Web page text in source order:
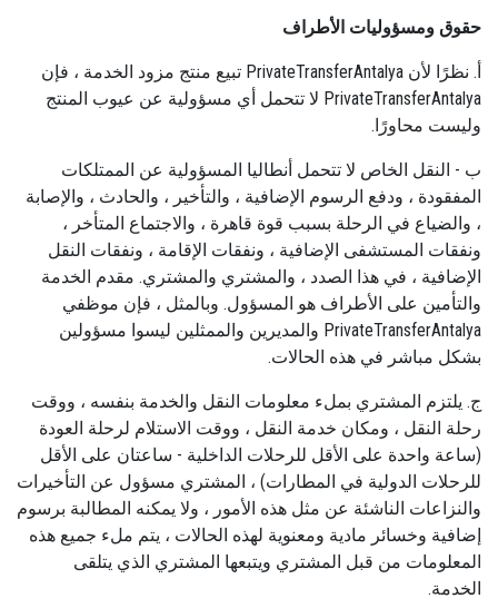
حقوق ومسؤوليات الأطراف
أ. نظرًا لأن PrivateTransferAntalya تبيع منتج مزود الخدمة ، فإن
PrivateTransferAntalya لا تتحمل أي مسؤولية عن عيوب المنتج
وليست محاورًا.
ب - النقل الخاص لا تتحمل أنطاليا المسؤولية عن الممتلكات
المفقودة ، ودفع الرسوم الإضافية ، والتأخير ، والحادث ، والإصابة
، والضياع في الرحلة بسبب قوة قاهرة ، والاجتماع المتأخر ،
ونفقات المستشفى الإضافية ، ونفقات الإقامة ، ونفقات النقل
الإضافية ، في هذا الصدد ، والمشتري والمشتري. مقدم الخدمة
والتأمين على الأطراف هو المسؤول. وبالمثل ، فإن موظفي
PrivateTransferAntalya والمديرين والممثلين ليسوا مسؤولين
بشكل مباشر في هذه الحالات.
ج. يلتزم المشتري بملء معلومات النقل والخدمة بنفسه ، ووقت
رحلة النقل ، ومكان خدمة النقل ، ووقت الاستلام لرحلة العودة
(ساعة واحدة على الأقل للرحلات الداخلية - ساعتان على الأقل
للرحلات الدولية في المطارات) ، المشتري مسؤول عن التأخيرات
والنزاعات الناشئة عن مثل هذه الأمور ، ولا يمكنه المطالبة برسوم
إضافية وخسائر مادية ومعنوية لهذه الحالات ، يتم ملء جميع هذه
المعلومات من قبل المشتري ويتبعها المشتري الذي يتلقى
الخدمة.